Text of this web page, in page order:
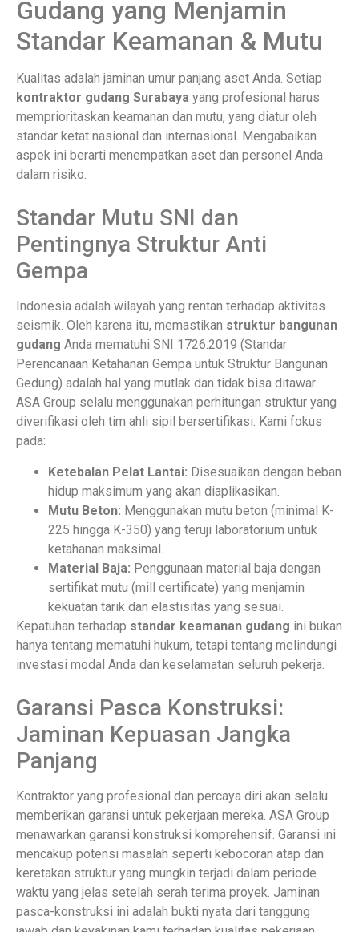
Gudang yang Menjamin
Standar Keamanan & Mutu
Kualitas adalah jaminan umur panjang aset Anda. Setiap
kontraktor gudang Surabaya yang profesional harus
memprioritaskan keamanan dan mutu, yang diatur oleh
standar ketat nasional dan internasional. Mengabaikan
aspek ini berarti menempatkan aset dan personel Anda
dalam risiko.
Standar Mutu SNI dan
Pentingnya Struktur Anti
Gempa
Indonesia adalah wilayah yang rentan terhadap aktivitas
seismik. Oleh karena itu, memastikan struktur bangunan
gudang Anda mematuhi SNI 1726:2019 (Standar
Perencanaan Ketahanan Gempa untuk Struktur Bangunan
Gedung) adalah hal yang mutlak dan tidak bisa ditawar.
ASA Group selalu menggunakan perhitungan struktur yang
diverifikasi oleh tim ahli sipil bersertifikasi. Kami fokus
pada:
Ketebalan Pelat Lantai: Disesuaikan dengan beban
hidup maksimum yang akan diaplikasikan.
Mutu Beton: Menggunakan mutu beton (minimal K-
225 hingga K-350) yang teruji laboratorium untuk
ketahanan maksimal.
Material Baja: Penggunaan material baja dengan
sertifikat mutu (mill certificate) yang menjamin
kekuatan tarik dan elastisitas yang sesuai.
Kepatuhan terhadap standar keamanan gudang ini bukan
hanya tentang mematuhi hukum, tetapi tentang melindungi
investasi modal Anda dan keselamatan seluruh pekerja.
Garansi Pasca Konstruksi:
Jaminan Kepuasan Jangka
Panjang
Kontraktor yang profesional dan percaya diri akan selalu
memberikan garansi untuk pekerjaan mereka. ASA Group
menawarkan garansi konstruksi komprehensif. Garansi ini
mencakup potensi masalah seperti kebocoran atap dan
keretakan struktur yang mungkin terjadi dalam periode
waktu yang jelas setelah serah terima proyek. Jaminan
pasca-konstruksi ini adalah bukti nyata dari tanggung